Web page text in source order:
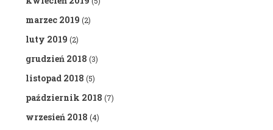
marzec 2019 (2)
luty 2019 (2)
grudzień 2018 (3)
listopad 2018 (5)
październik 2018 (7)
wrzesień 2018 (4)